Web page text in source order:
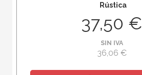
Rústica
37,50 €
SIN IVA
36,06 €